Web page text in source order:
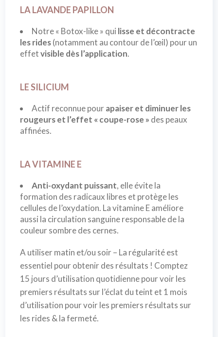
LA LAVANDE PAPILLON
Notre « Botox-like » qui lisse et décontracte
les rides(notamment au contour de l’œil) pour un
effetvisible dès l’application.
LE SILICIUM
Actif reconnue pourapaiser et diminuer les
rougeurs et l’effet « coupe-rose » des peaux
affinées.
LA VITAMINE E
Anti-oxydant puissant, elle évite la
formation des radicaux libres et protège les
cellules de l’oxydation. La vitamine E améliore
aussi la circulation sanguine responsable de la
couleur sombre des cernes.
A utiliser matin et/ou soir – La régularité est
essentiel pour obtenir des résultats ! Comptez
15 jours d’utilisation quotidienne pour voir les
premiers résultats sur l’éclat du teint et 1 mois
d’utilisation pour voir les premiers résultats sur
les rides & la fermeté.